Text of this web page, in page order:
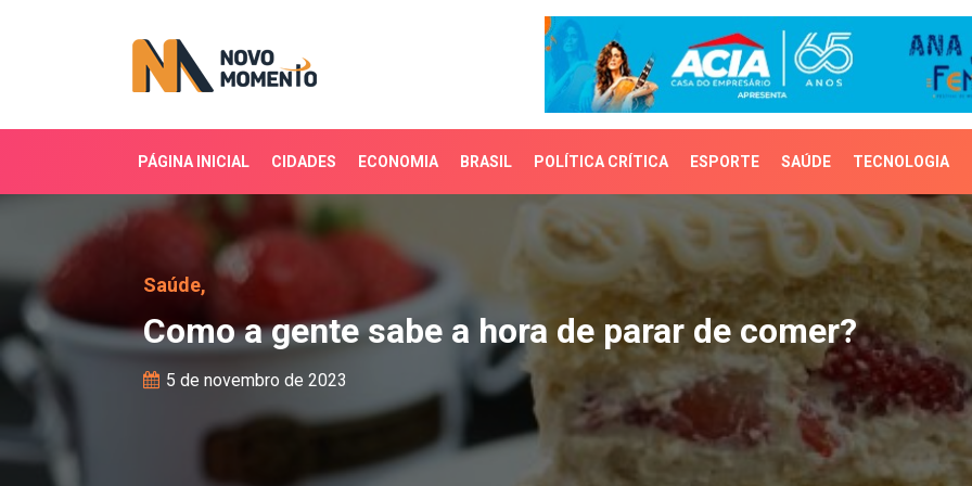
PÁGINA INICIAL CIDADES ECONOMIA BRASIL POLÍTICA CRÍTICA ESPORTE SAÚDE TECNOLOGIA
Como a gente sabe a hora de parar de comer?
Saúde,
Como a gente sabe a hora de parar de comer?
5 de novembro de 2023